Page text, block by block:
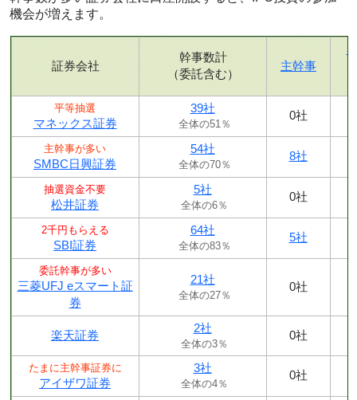
機会が増えます。
証券会社
幹事数計
（委託含む）
主幹事
平等抽選
マネックス証券
39社
全体の51％
0社
主幹事が多い
SMBC日興証券
54社
全体の70％
8社
抽選資金不要
松井証券
5社
全体の6％
0社
2千円もらえる
SBI証券
64社
全体の83％
5社
委託幹事が多い
三菱UFJ eスマート証
券
21社
全体の27％
0社
楽天証券
2社
全体の3％
0社
たまに主幹事証券に
アイザワ証券
3社
全体の4％
0社